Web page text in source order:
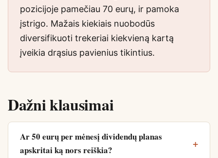
pozicijoje pamečiau 70 eurų, ir pamoka
įstrigo. Mažais kiekiais nuobodūs
diversifikuoti trekeriai kiekvieną kartą
įveikia drąsius pavienius tikintius.
Dažni klausimai
Ar 50 eurų per mėnesį dividendų planas
apskritai ką nors reiškia?